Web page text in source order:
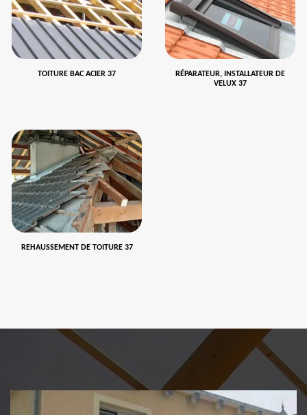
TOITURE BAC ACIER 37
RÉPARATEUR, INSTALLATEUR DE
VELUX 37
REHAUSSEMENT DE TOITURE 37